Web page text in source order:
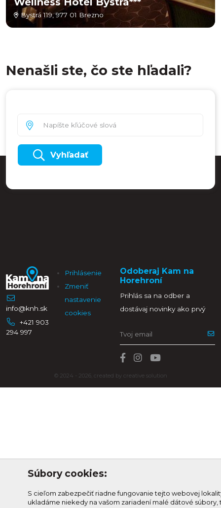
Bystrá 119, 977 01 Brezno
Nenašli ste, čo ste hľadali?
Vyhľadať
info@knh.sk
+421 903
294 997
Prihlásenie
Zmeniť
nastavenie
cookies
Odoberaj Kam na
Horehroní
Prihlás sa na odber a
dostávaj novinky ako prvý
© 2024 - 2026, created by creative solution
Súbory cookies:
S cieľom zabezpečiť riadne fungovanie tejto webovej
ukladáme niekedy na vašom zariadení malé dátové súbory,